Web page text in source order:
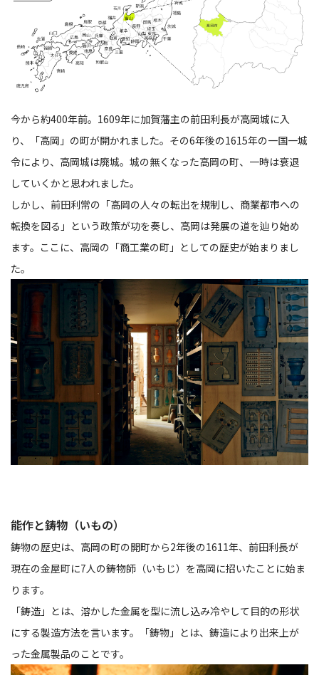
今から約400年前。1609年に加賀藩主の前田利長が高岡城に入
り、「高岡」の町が開かれました。その6年後の1615年の一国一城
令により、高岡城は廃城。城の無くなった高岡の町、一時は衰退
していくかと思われました。
しかし、前田利常の「高岡の人々の転出を規制し、商業都市への
転換を図る」という政策が功を奏し、高岡は発展の道を辿り始め
ます。ここに、高岡の「商工業の町」としての歴史が始まりまし
た。
能作と鋳物（いもの）
鋳物の歴史は、高岡の町の開町から2年後の1611年、前田利長が
現在の金屋町に7人の鋳物師（いもじ）を高岡に招いたことに始ま
ります。
「鋳造」とは、溶かした金属を型に流し込み冷やして目的の形状
にする製造方法を言います。「鋳物」とは、鋳造により出来上が
った金属製品のことです。